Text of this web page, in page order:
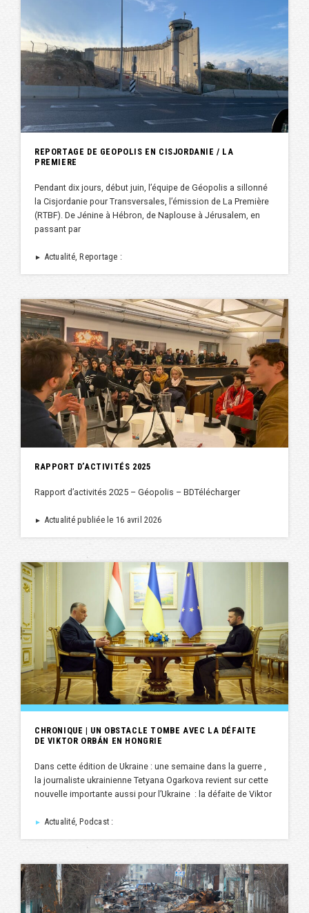
REPORTAGE DE GEOPOLIS EN CISJORDANIE / LA
PREMIERE
Pendant dix jours, début juin, l’équipe de Géopolis a sillonné
la Cisjordanie pour Transversales, l’émission de La Première
(RTBF). De Jénine à Hébron, de Naplouse à Jérusalem, en
passant par
► Actualité, Reportage :
RAPPORT D’ACTIVITÉS 2025
Rapport d’activités 2025 – Géopolis – BDTélécharger
► Actualité publiée le 16 avril 2026
CHRONIQUE | UN OBSTACLE TOMBE AVEC LA DÉFAITE
DE VIKTOR ORBÁN EN HONGRIE
Dans cette édition de Ukraine : une semaine dans la guerre ,
la journaliste ukrainienne Tetyana Ogarkova revient sur cette
nouvelle importante aussi pour l’Ukraine : la défaite de Viktor
► Actualité, Podcast :